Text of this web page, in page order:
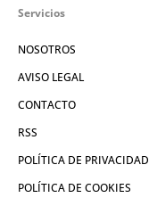
Servicios
NOSOTROS
AVISO LEGAL
CONTACTO
RSS
POLÍTICA DE PRIVACIDAD
POLÍTICA DE COOKIES